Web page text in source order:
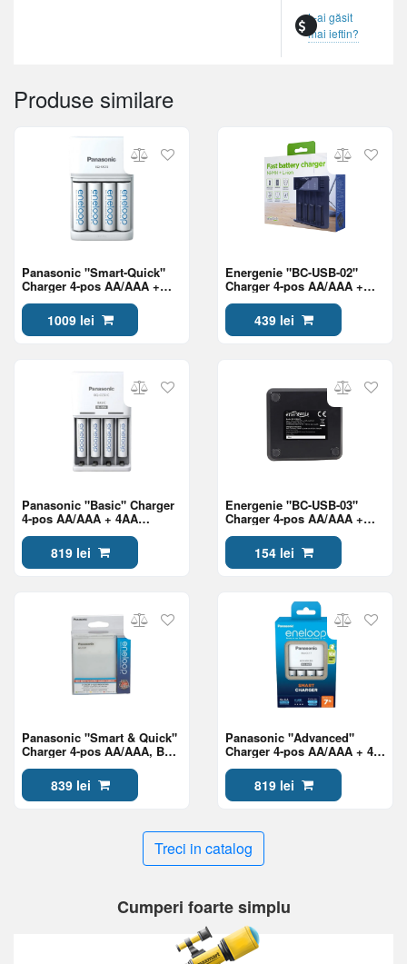
L-ai găsit
mai ieftin?
Produse similare
Panasonic "Smart-Quick"
Charger 4-pos AA/AAA +
4AA 2000mAh, K-
KJ55MCD40E
1009 lei
Energenie "BC-USB-02"
Charger 4-pos AA/AAA +
4AAA
439 lei
Panasonic "Basic" Charger
4-pos AA/AAA + 4AA
2000mAh, K-KJ51MCD40E
819 lei
Energenie "BC-USB-03"
Charger 4-pos AA/AAA +
4AAA
154 lei
Panasonic "Smart & Quick"
Charger 4-pos AA/AAA, BQ-
CC87USB
839 lei
Panasonic "Advanced"
Charger 4-pos AA/AAA + 4
AA 2000mAh, K-
KJ17MCD40E
819 lei
Treci in catalog
Cumperi foarte simplu